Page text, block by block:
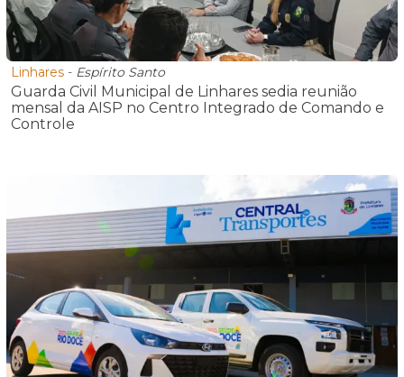
Linhares - Espírito Santo
Guarda Civil Municipal de Linhares sedia reunião
mensal da AISP no Centro Integrado de Comando e
Controle